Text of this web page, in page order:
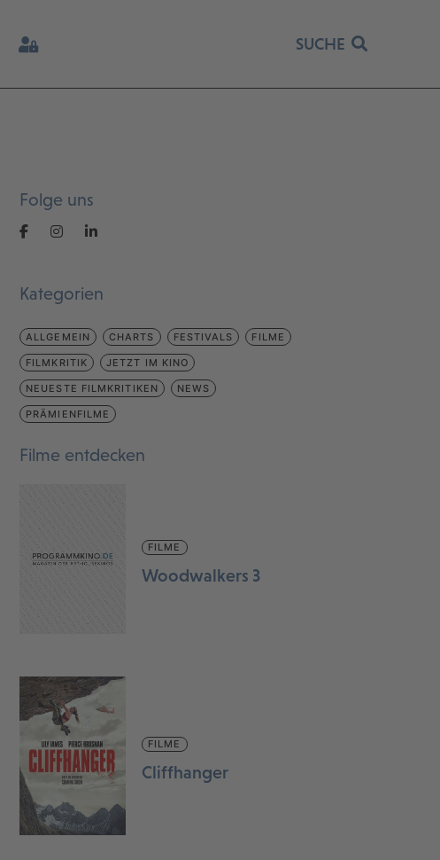
SUCHE
Folge uns
Kategorien
ALLGEMEIN CHARTS FESTIVALS FILME
FILMKRITIK JETZT IM KINO
NEUESTE FILMKRITIKEN NEWS
PRÄMIENFILME
Filme entdecken
FILME
Woodwalkers 3
FILME
Cliffhanger